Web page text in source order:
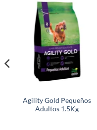
Agility Gold Pequeños
Adultos 1.5Kg